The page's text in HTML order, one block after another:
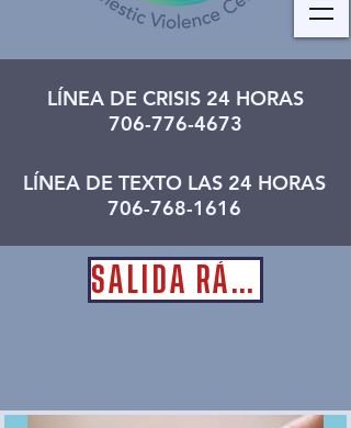
LÍNEA DE CRISIS 24 HORAS
706-776-4673
LÍNEA DE TEXTO LAS 24 HORAS
706-768-1616